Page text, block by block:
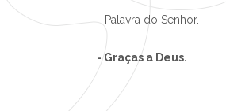
- Palavra do Senhor.
- Graças a Deus.